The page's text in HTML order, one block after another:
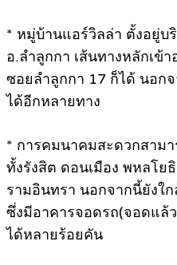
* หมู่บ้านแอร์วิลล่า ตั้งอยู่บ
อ.ลำลูกกา เส้นทางหลักเข้
ซอยลำลูกกา 17 ก็ได้ นอก
ได้อีกหลายทาง
* การคมนาคมสะดวกสาม
ทั้งรังสิต ดอนเมือง พหลโย
รามอินทรา นอกจากนี้ยังใ
ซึ่งมีอาคารจอดรถ(จอดแล้
ได้หลายร้อยคัน